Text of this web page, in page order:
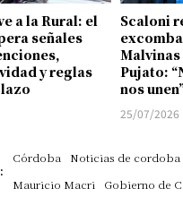
a la Rural: el
señales
y reglas
Scaloni
Malvinas
Pujato:
nos
25/07/2026
Córdoba Noticias de cordoba
Mauricio Macri
Gobierno de